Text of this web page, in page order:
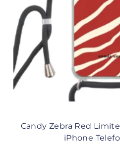
Candy Zebra Red
iPhone